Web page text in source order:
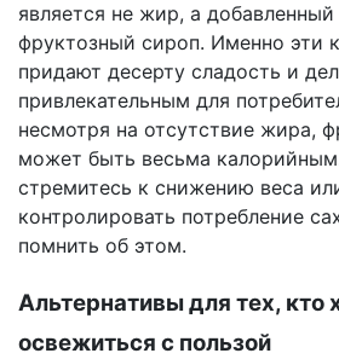
является не жир, а
фруктозный сироп. Именно эти
придают десерту сладость и
привлекательным для
несмотря на отсутствие жира,
может быть весьма
стремитесь к снижению веса
контролировать потребление
помнить об этом.
Альтернативы для тех, кто
освежиться с пользой